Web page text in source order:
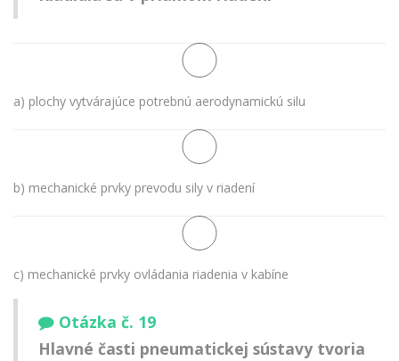
a) plochy vytvárajúce potrebnú aerodynamickú silu
b) mechanické prvky prevodu sily v riadení
c) mechanické prvky ovládania riadenia v kabíne
Otázka č. 19
Hlavné časti pneumatickej sústavy tvoria